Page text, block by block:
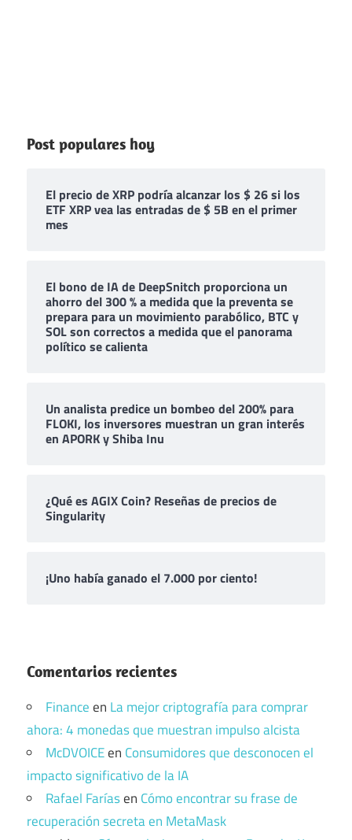
Post populares hoy
El precio de XRP podría alcanzar los $ 26 si los
ETF XRP vea las entradas de $ 5B en el primer
mes
El bono de IA de DeepSnitch proporciona un
ahorro del 300 % a medida que la preventa se
prepara para un movimiento parabólico, BTC y
SOL son correctos a medida que el panorama
político se calienta
Un analista predice un bombeo del 200% para
FLOKI, los inversores muestran un gran interés
en APORK y Shiba Inu
¿Qué es AGIX Coin? Reseñas de precios de
Singularity
¡Uno había ganado el 7.000 por ciento!
Comentarios recientes
Financeen La mejor criptografía para comprar
ahora: 4 monedas que muestran impulso alcista
McDVOICEen Consumidores que desconocen el
impacto significativo de la IA
Rafael Faríasen Cómo encontrar su frase de
recuperación secreta en MetaMask